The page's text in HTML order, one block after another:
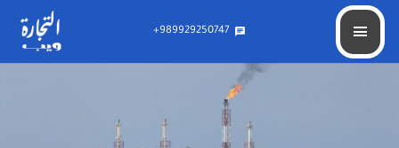
chat
989929250747+
قریبا.. إنتاج حقل بارس الجنوبي يبلغ مليار متر مكعب يوميا